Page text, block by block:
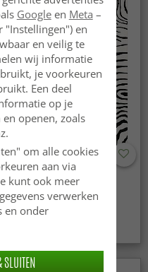
- Zebra (zwart/wit)
Googleen Meta –
"Instellingen") en
en veilig te
wij informatie
je voorkeuren
Een deel
op je
openen, zoals
om alle cookies
aan via
kunt ook meer
verwerken
en onder
SLUITEN